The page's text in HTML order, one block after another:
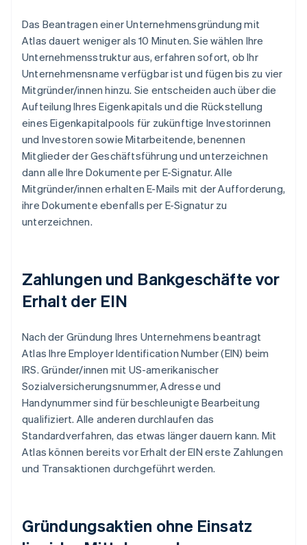
Das Beantragen einer Unternehmensgründung mit
Atlas dauert weniger als 10 Minuten. Sie wählen Ihre
Unternehmensstruktur aus, erfahren sofort, ob Ihr
Unternehmensname verfügbar ist und fügen bis zu vier
Mitgründer/innen hinzu. Sie entscheiden auch über die
Aufteilung Ihres Eigenkapitals und die Rückstellung
eines Eigenkapitalpools für zukünftige Investorinnen
und Investoren sowie Mitarbeitende, benennen
Mitglieder der Geschäftsführung und unterzeichnen
dann alle Ihre Dokumente per E-Signatur. Alle
Mitgründer/innen erhalten E-Mails mit der Aufforderung,
ihre Dokumente ebenfalls per E-Signatur zu
unterzeichnen.
Zahlungen und Bankgeschäfte vor
Erhalt der EIN
Nach der Gründung Ihres Unternehmens beantragt
Atlas Ihre Employer Identification Number (EIN) beim
IRS. Gründer/innen mit US-amerikanischer
Sozialversicherungsnummer, Adresse und
Handynummer sind für beschleunigte Bearbeitung
qualifiziert. Alle anderen durchlaufen das
Standardverfahren, das etwas länger dauern kann. Mit
Atlas können bereits vor Erhalt der EIN erste Zahlungen
und Transaktionen durchgeführt werden.
Gründungsaktien ohne Einsatz